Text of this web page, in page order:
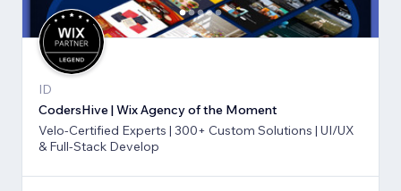
ID
CodersHive | Wix Agency of the Moment
Velo-Certified Experts | 300+ Custom Solutions | UI/UX
& Full-Stack Develop